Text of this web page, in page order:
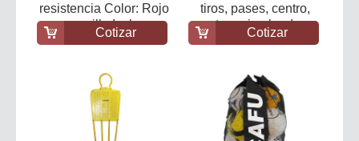
resistencia Color: Rojo
y amarillo Incluy...
Cotizar
tiros, pases, centro,
etc..., simuland...
Cotizar